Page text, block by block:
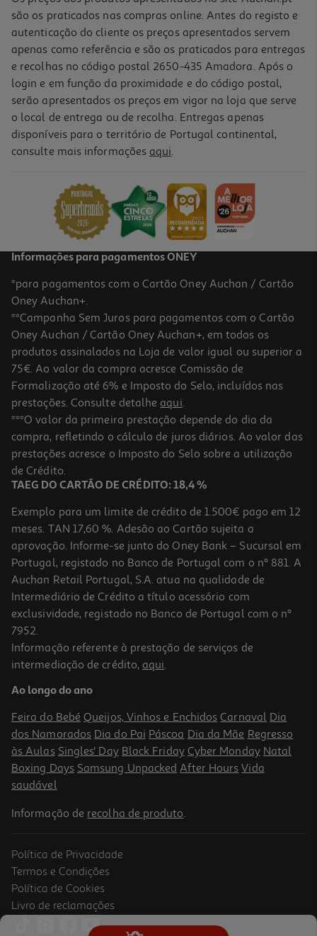
3.7
Auscultadores Jbl T500 Azul
29,99 €
3.7 (199)
Auscultadores Jbl T500 Rosa
29.99 €/un
29,99 €
Auscultadores Sony Preto Mdrzx110apb
19.99 €/un
19,99 €
Auscultadores Sony Mdr-Zx110 Preto
são os praticados nas compras online. Antes do registo e
autenticação do cliente os preços apresentados servem
apenas como referência e são os praticados para entregas
e recolhas no código postal 2650-435 Amadora. Após o
login e em função da proximidade e do código postal,
serão apresentados os preços em vigor na loja que serve
o local de entrega ou de recolha. Entregas apenas
disponíveis para o território de Portugal continental,
consulte mais informações aqui.
Informações para pagamentos ONEY
*para pagamentos com o Cartão Oney Auchan / Cartão
Oney Auchan+.
**Campanha Sem Juros para pagamentos com o Cartão
Oney Auchan / Cartão Oney Auchan+, em todos os
produtos assinalados na Loja de valor igual ou superior a
75€. Ao valor da compra acresce Comissão de
Formalização até 6% e Imposto do Selo, incluídos nas
prestações. Consulte detalhe aqui.
***O valor da primeira prestação depende do dia da
compra, refletindo o cálculo de juros diários. Ao valor das
prestações acresce o Imposto do Selo sobre a utilização
de Crédito.
TAEG DO CARTÃO DE CRÉDITO: 18,4 %
Exemplo para um limite de crédito de 1.500€ pago em 12
meses. TAN 17,60 %. Adesão ao Cartão sujeita a
aprovação. Informe-se junto do Oney Bank – Sucursal em
Portugal, registado no Banco de Portugal com o nº 881. A
Auchan Retail Portugal, S.A. atua na qualidade de
Intermediário de Crédito a título acessório com
exclusividade, registado no Banco de Portugal com o nº
7952.
Informação referente à prestação de serviços de
intermediação de crédito, aqui.
Ao longo do ano
Feira do Bebé Queijos, Vinhos e Enchidos Carnaval Dia
dos Namorados Dia do Pai Páscoa Dia da Mãe Regresso
às Aulas Singles' Day Black Friday Cyber Monday Natal
Boxing Days Samsung Unpacked After Hours Vida
saudável
Informação de recolha de produto.
Política de Privacidade
Termos e Condições
Política de Cookies
Livro de reclamações